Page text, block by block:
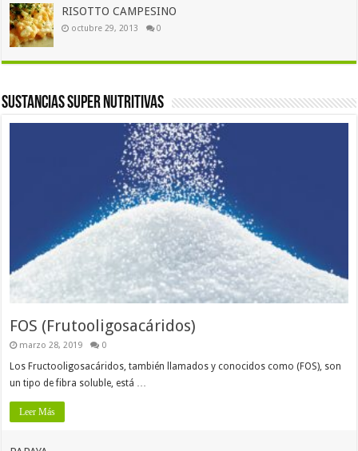
RISOTTO CAMPESINO
octubre 29, 2013 0
Sustancias super nutritivas
FOS (Frutooligosacáridos)
marzo 28, 2019 0
Los Fructooligosacáridos, también llamados y conocidos como (FOS), son
un tipo de fibra soluble, está …
Leer Más